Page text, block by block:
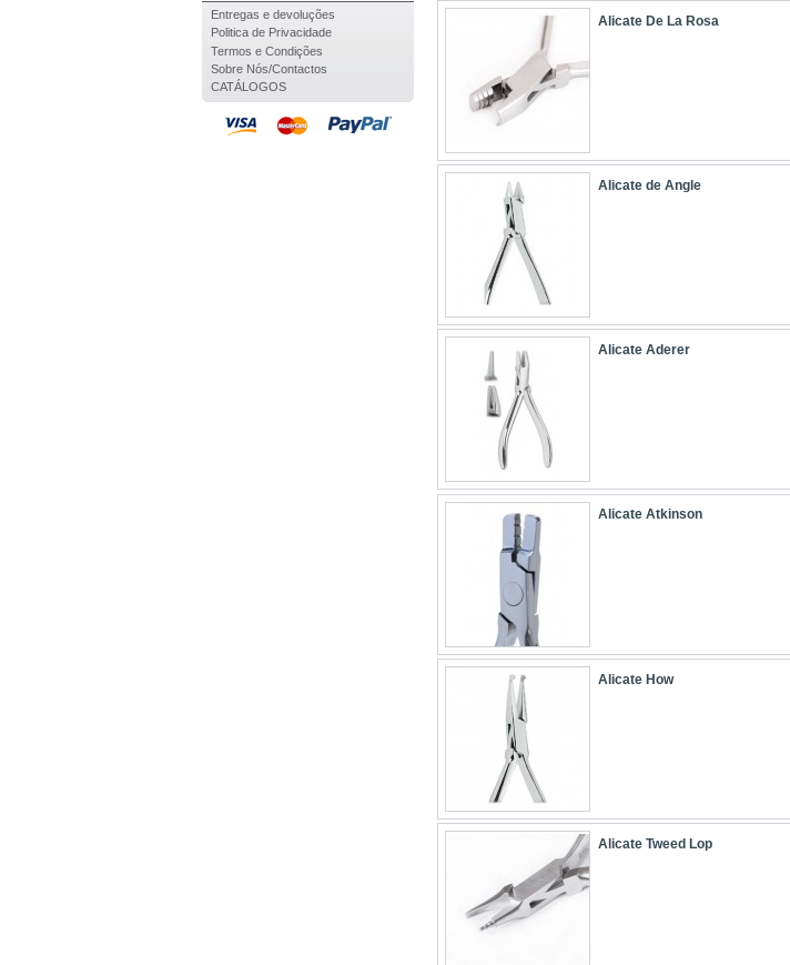
Entregas e devoluções
Politica de Privacidade
Termos e Condições
Sobre Nós/Contactos
CATÁLOGOS
Alicate De La Rosa
Alicate de Angle
Alicate Aderer
Alicate Atkinson
Alicate How
Alicate Tweed Lop